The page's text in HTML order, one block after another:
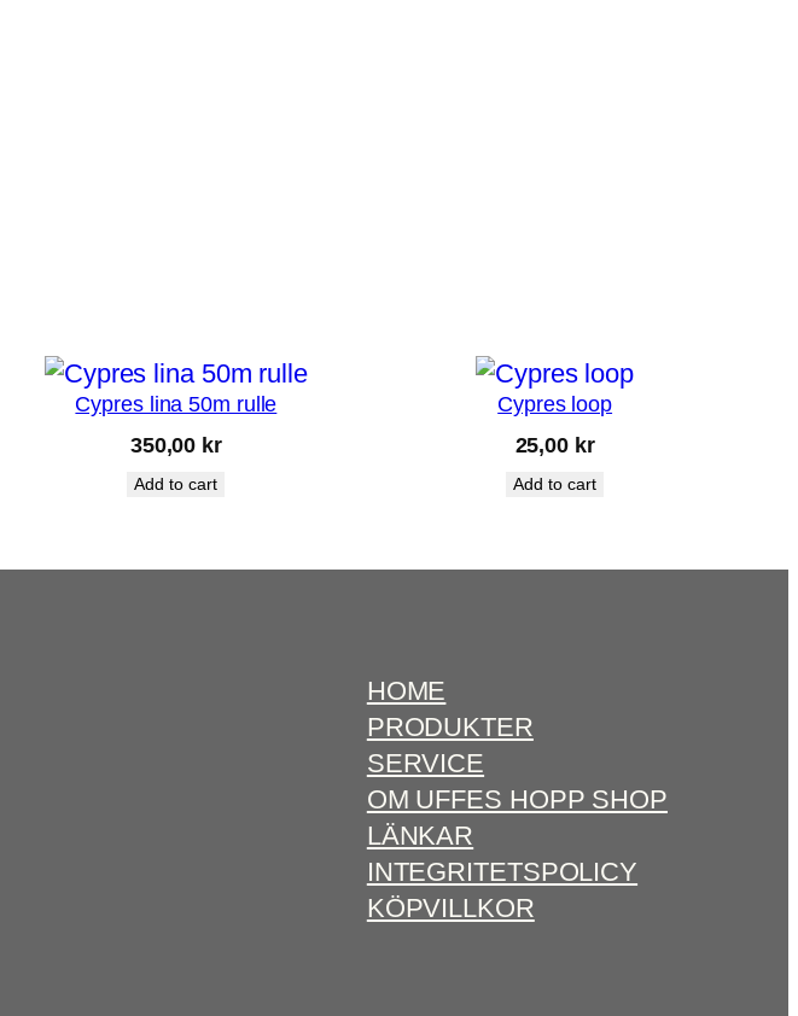
Cypres lina 50m rulle
350,00 kr
Add to cart
Cypres loop
25,00 kr
Add to cart
HOME
PRODUKTER
SERVICE
OM UFFES HOPP SHOP
LÄNKAR
INTEGRITETSPOLICY
KÖPVILLKOR